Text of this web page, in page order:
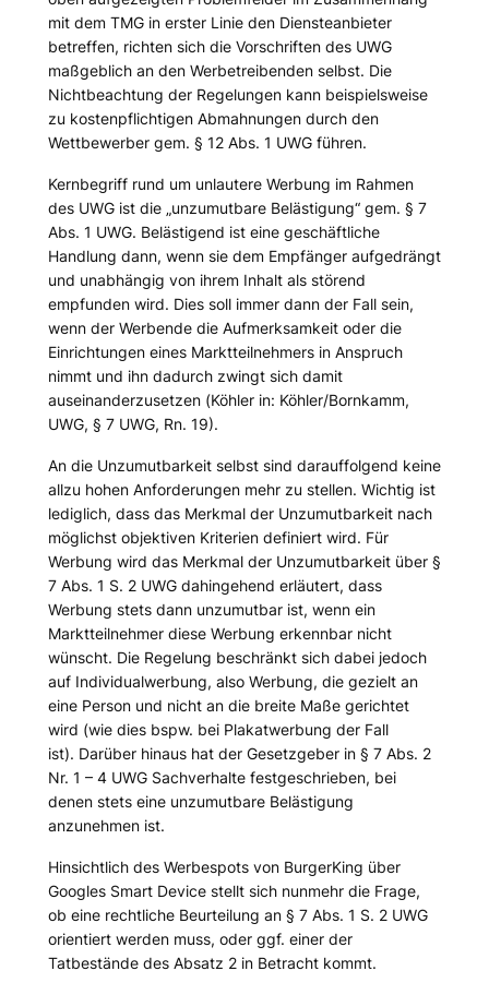
mit dem TMG in erster Linie den Diensteanbieter
betreffen, richten sich die Vorschriften des UWG
maßgeblich an den Werbetreibenden selbst. Die
Nichtbeachtung der Regelungen kann beispielsweise
zu kostenpflichtigen Abmahnungen durch den
Wettbewerber gem. § 12 Abs. 1 UWG führen.
Kernbegriff rund um unlautere Werbung im Rahmen
des UWG ist die „unzumutbare Belästigung“ gem. § 7
Abs. 1 UWG. Belästigend ist eine geschäftliche
Handlung dann, wenn sie dem Empfänger aufgedrängt
und unabhängig von ihrem Inhalt als störend
empfunden wird. Dies soll immer dann der Fall sein,
wenn der Werbende die Aufmerksamkeit oder die
Einrichtungen eines Marktteilnehmers in Anspruch
nimmt und ihn dadurch zwingt sich damit
auseinanderzusetzen (Köhlerin: Köhler/Bornkamm,
UWG, § 7 UWG, Rn. 19).
An die Unzumutbarkeit selbst sind darauffolgend keine
allzu hohen Anforderungen mehr zu stellen. Wichtig ist
lediglich, dass das Merkmal der Unzumutbarkeit nach
möglichst objektiven Kriterien definiert wird. Für
Werbung wird das Merkmal der Unzumutbarkeit über §
7 Abs. 1 S. 2 UWG dahingehend erläutert, dass
Werbung stets dann unzumutbar ist, wenn ein
Marktteilnehmer diese Werbung erkennbar nicht
wünscht. Die Regelung beschränkt sich dabei jedoch
auf Individualwerbung, also Werbung, die gezielt an
eine Person und nicht an die breite Maße gerichtet
wird (wie dies bspw. bei Plakatwerbung der Fall
ist). Darüber hinaus hat der Gesetzgeber in § 7 Abs. 2
Nr. 1 – 4 UWG Sachverhalte festgeschrieben, bei
denen stets eine unzumutbare Belästigung
anzunehmen ist.
Hinsichtlich des Werbespots von BurgerKing über
Googles Smart Device stellt sich nunmehr die Frage,
ob eine rechtliche Beurteilung an § 7 Abs. 1 S. 2 UWG
orientiert werden muss, oder ggf. einer der
Tatbestände des Absatz 2 in Betracht kommt.